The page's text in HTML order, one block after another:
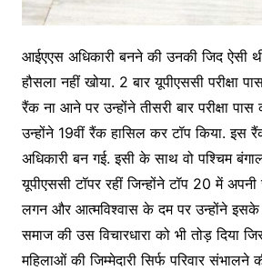
आईएएस अधिकारी बनने की उनकी जिद ऐसी
हौसला नहीं खोया. 2 बार यूपीएससी परीक्षा
रैंक ना आने पर उन्होंने तीसरी बार परीक्षा
उन्होंने 19वीं रैंक हासिल कर टॉप किया.
अधिकारी बन गई. इसी के साथ वो पश्चिम
यूपीएससी टॉपर रहीं जिन्होंने टॉप 20 में
लगन और आत्मविश्वास के दम पर उन्होंने इसके
समाज की उस विचारधारा को भी तोड़ दिया
महिलाओं की जिम्मेदारी सिर्फ परिवार